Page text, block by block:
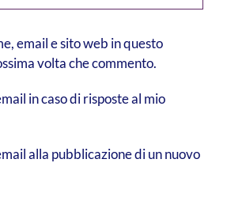
email e sito web in questo
volta che commento.
in caso di risposte al mio
alla pubblicazione di un nuovo